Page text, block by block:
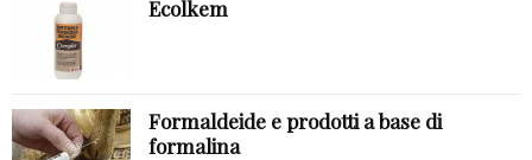
Ecolkem
Formaldeide e prodotti a base di
formalina